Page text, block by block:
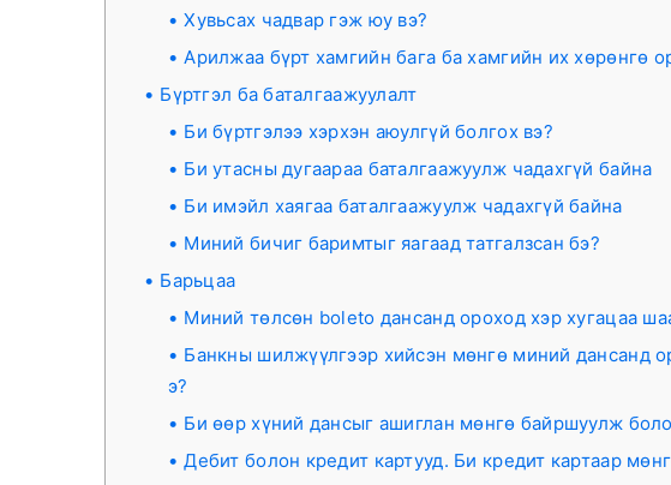
Хувьсах чадвар гэж юу вэ?
Арилжаа бүрт хамгийн бага ба хамгийн их хөрөнгө
Бүртгэл ба баталгаажуулалт
Би бүртгэлээ хэрхэн аюулгүй болгох вэ?
Би утасны дугаараа баталгаажуулж чадахгүй байна
Би имэйл хаягаа баталгаажуулж чадахгүй байна
Миний бичиг баримтыг яагаад татгалзсан бэ?
Барьцаа
Миний төлсөн boleto дансанд ороход хэр хугацаа
Банкны шилжүүлгээр хийсэн мөнгө миний дансанд
э?
Би өөр хүний ​​дансыг ашиглан мөнгө байршуулж
Дебит болон кредит картууд. Би кредит картаар